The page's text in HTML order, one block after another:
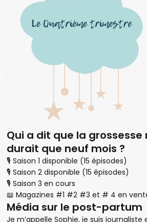
Qui a dit que la grossesse
durait que neuf mois ?
🎙 Saison 1 disponible (15 épisodes)
🎙 Saison 2 disponible (15 épisodes)
🎙 Saison 3 en cours
📖 Magazines #1 #2 #3 et # 4 en
Média sur le post-partum
Je m’appelle Sophie, je suis journaliste